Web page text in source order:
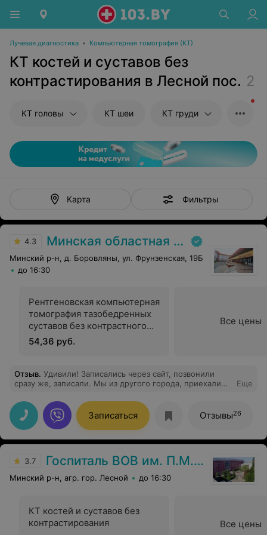
Лучевая диагностика • Компьютерная томография (КТ)
КТ костей и суставов без
контрастирования в Лесной пос. 2
КТ головы КТ шеи КТ груди
Карта Фильтры
4.3 Минская областная детская клиническая больница
Минский р-н, д. Боровляны, ул. Фрунзенская, 19Б
до 16:30
Рентгеновская компьютерная
томография тазобедренных
суставов без контрастного
усиления
54,36 руб.
Все цены
Отзыв. Удивили! Записались через сайт, позвонили
сразу же, записали. Мы из другого города, приехали
же. Администраторы молодцы! С утра позвонили и
беспокоились приедем мы или нет. Огромная
благодарность за такую работу!
Еще
Записаться Отзывы26
3.7 Госпиталь ВОВ им. П.М. Машерова
Минский р-н, агр. гор. Лесной до 16:30
КТ костей и суставов без
контрастирования
Все цены